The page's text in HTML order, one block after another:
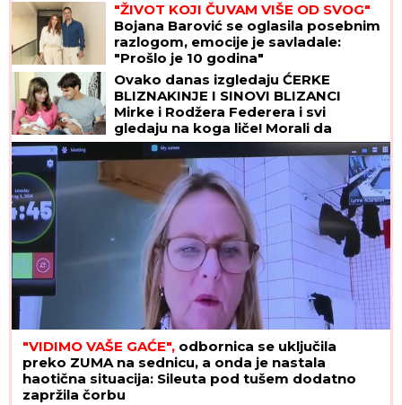
"ŽIVOT KOJI ČUVAM VIŠE OD SVOG"
Bojana Barović se oglasila posebnim
razlogom, emocije je savladale:
"Prošlo je 10 godina"
Ovako danas izgledaju ĆERKE
BLIZNAKINJE I SINOVI BLIZANCI
Mirke i Rodžera Federera i svi
gledaju na koga liče! Morali da
zarađuju DŽEPERAC iako im je otac
milijarder: "Neka znaju da novac ne
pada sa neba"
"VIDIMO VAŠE GAĆE", odbornica se uključila
preko ZUMA na sednicu, a onda je nastala
haotična situacija: Sileuta pod tušem dodatno
zapržila čorbu